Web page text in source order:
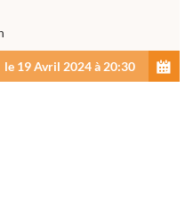
- 1 h 34
le 19 Avril 2024 à 20:30